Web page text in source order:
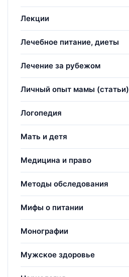
Лекции
Лечебное питание, диеты
Лечение за рубежом
Личный опыт мамы (статьи)
Логопедия
Мать и детя
Медицина и право
Методы обследования
Мифы о питании
Монографии
Мужское здоровье